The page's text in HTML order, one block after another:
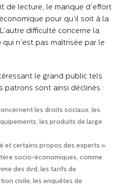
de lecture, le manque d’effort
pour qu’il soit à la
difficulté concerne la
n’est pas maîtrisée par le
le grand public tels
patrons sont ainsi déclinés :
les droits sociaux, les
les produits de large
et certains propos des experts ».
socio-économiques, comme
des dvd, les tarifs de
civile, les enquêtes de